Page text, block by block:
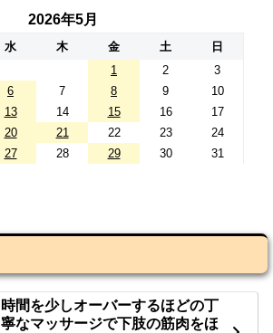
2026年5月
水 木 金 土
日
1
2
3
6 7 8 9
10
13 14 15 16
17
20 21 22 23
24
27 28 29 30 31
時間を少しオーバーするほどの丁
寧なマッサージで下肢の筋肉をほ